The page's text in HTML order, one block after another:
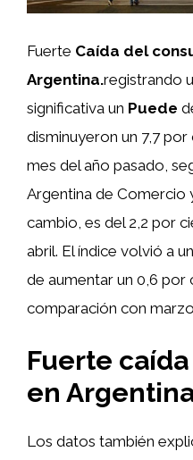
Fuerte Caída del
Argentina.registrando
significativa un Puede
disminuyeron un 7,7
mes del año pasado,
Argentina de Comercio
cambio, es del 2,2 por
abril. El índice volvió a
de aumentar un 0,6 por
comparación con
Fuerte
en
Los datos también